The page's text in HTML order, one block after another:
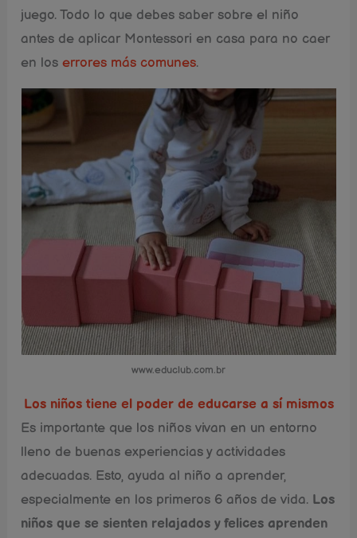
juego. Todo lo que debes saber sobre el niño
antes de aplicar Montessori en casa para no caer
en loserrores más comunes.
www.educlub.com.br
Los niños tiene el poder de educarse a sí mismos
Es importante que los niños vivan en un entorno
lleno de buenas experiencias y actividades
adecuadas. Esto, ayuda al niño a aprender,
especialmente en los primeros 6 años de vida. Los
niños que se sienten relajados y felices aprenden